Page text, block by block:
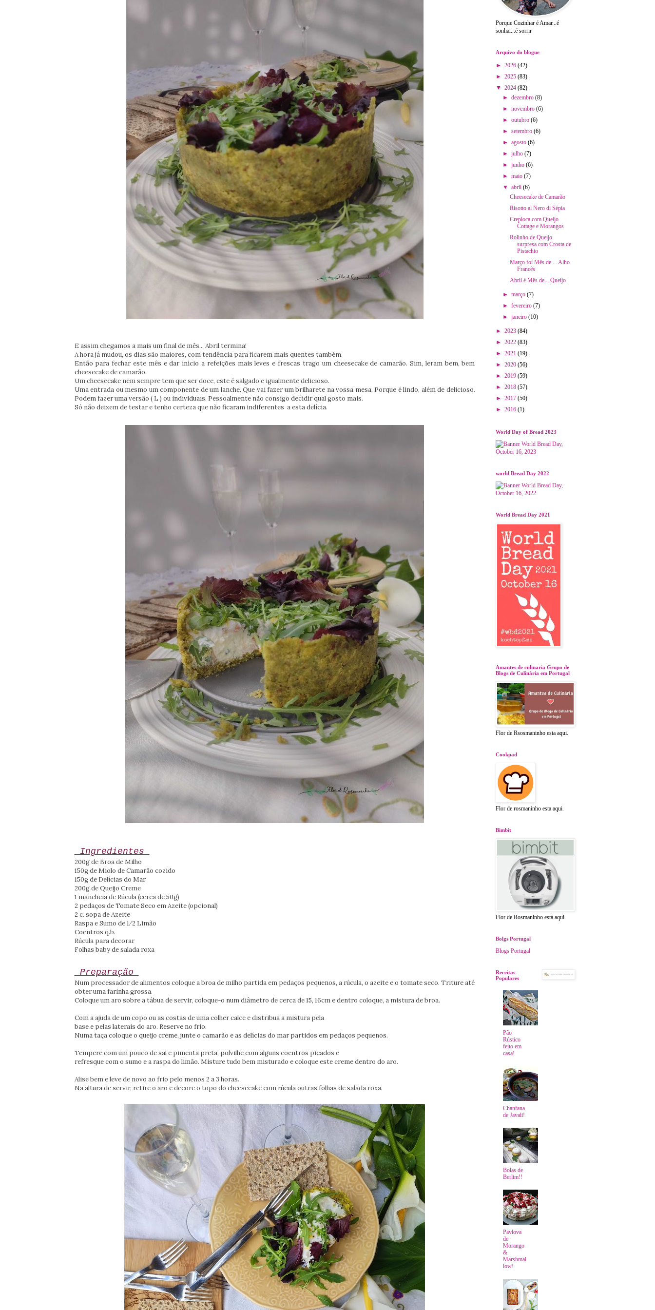
E assim chegamos a mais um final de mês... Abril termina!
A hora já mudou, os dias são maiores, com tendência para ficarem mais quentes também.
Então para fechar este mês e dar início a refeições mais leves e frescas trago um cheesecake de camarão. Sim, leram bem, bem
cheesecake de camarão.
Um cheesecake nem sempre tem que ser doce, este é salgado e igualmente delicioso.
Uma entrada ou mesmo um componente de um lanche. Que vai fazer um brilharete na vossa mesa. Porque é lindo, além de delicioso.
Podem fazer uma versão ( L ) ou individuais. Pessoalmente não consigo decidir qual gosto mais.
Só não deixem de testar e tenho certeza que não ficaram indiferentes a esta delícia.
Ingredientes
200g de Broa de Milho
150g de Miolo de Camarão cozido
150g de Delícias do Mar
200g de Queijo Creme
1 mancheia de Rúcula (cerca de 50g)
2 pedaços de Tomate Seco em Azeite (opcional)
2 c. sopa de Azeite
Raspa e Sumo de 1⁄2 Limão
Coentros q.b.
Rúcula para decorar
Folhas baby de salada roxa
Preparação
Num processador de alimentos coloque a broa de milho partida em pedaços pequenos, a rúcula, o azeite e o tomate seco. Triture até
obter uma farinha grossa.
Coloque um aro sobre a tábua de servir, coloque-o num diâmetro de cerca de 15, 16cm e dentro coloque, a mistura de broa.
Com a ajuda de um copo ou as costas de uma colher calce e distribua a mistura pela
base e pelas laterais do aro. Reserve no frio.
Numa taça coloque o queijo creme, junte o camarão e as delícias do mar partidos em pedaços pequenos.
Tempere com um pouco de sal e pimenta preta, polvilhe com alguns coentros picados e
refresque com o sumo e a raspa do limão. Misture tudo bem misturado e coloque este creme dentro do aro.
Alise bem e leve de novo ao frio pelo menos 2 a 3 horas.
Na altura de servir, retire o aro e decore o topo do cheesecake com rúcula outras folhas de salada roxa.
Porque Cozinhar é Amar...é
sonhar...é sorrir
Arquivo do blogue
► 2026 (42)
► 2025 (83)
▼ 2024 (82)
► dezembro (8)
► novembro (6)
► outubro (6)
► setembro (6)
► agosto (6)
► julho (7)
► junho (6)
► maio (7)
▼ abril (6)
Cheesecake de Camarão
Risotto al Nero di Sépia
Crepioca com Queijo
Cottage e Morangos
Rolinho de Queijo
surpresa com Crosta de
Pistachio
Março foi Mês de ... Alho
Francês
Abril é Mês de... Queijo
► março (7)
► fevereiro (7)
► janeiro (10)
► 2023 (84)
► 2022 (83)
► 2021 (19)
► 2020 (56)
► 2019 (59)
► 2018 (57)
► 2017 (50)
► 2016 (1)
World Day of Bread 2023
world Bread Day 2022
World Bread Day 2021
Amantes de culinaria Grupo de
Blogs de Culinária em Portugal
Flor de Rsosmaninho esta aqui.
Cookpad
Flor de rosmaninho esta aqui.
Bimbit
Flor de Rosmaninho está aqui.
Bolgs Portugal
Blogs Portugal
Receitas
Populares
Pão
Rústico
feito em
casa!
Chanfana
de Javali!
Bolas de
Berlim!!
Pavlova
de
Morango
&
Marshmal
low!